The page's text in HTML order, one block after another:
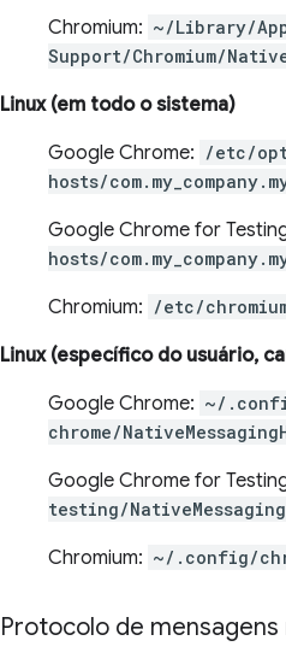
Chromium: ~/Library/
Support/Chromium/
Linux (em todo o sistema)
Google Chrome: /etc/
hosts/
Google Chrome for
hosts/
Chromium: /etc/
Linux (específico do usuário,
Google Chrome: ~/
chrome/
Google Chrome for
testing/
Chromium: ~/.config/
Protocolo de mensagens